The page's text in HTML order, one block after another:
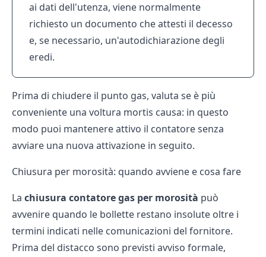
ai dati dell'utenza, viene normalmente
richiesto un documento che attesti il decesso
e, se necessario, un'autodichiarazione degli
eredi.
Prima di chiudere il punto gas, valuta se è più
conveniente una voltura mortis causa: in questo
modo puoi mantenere attivo il contatore senza
avviare una nuova attivazione in seguito.
Chiusura per morosità: quando avviene e cosa fare
La chiusura contatore gas per morosità può
avvenire quando le bollette restano insolute oltre i
termini indicati nelle comunicazioni del fornitore.
Prima del distacco sono previsti avviso formale,